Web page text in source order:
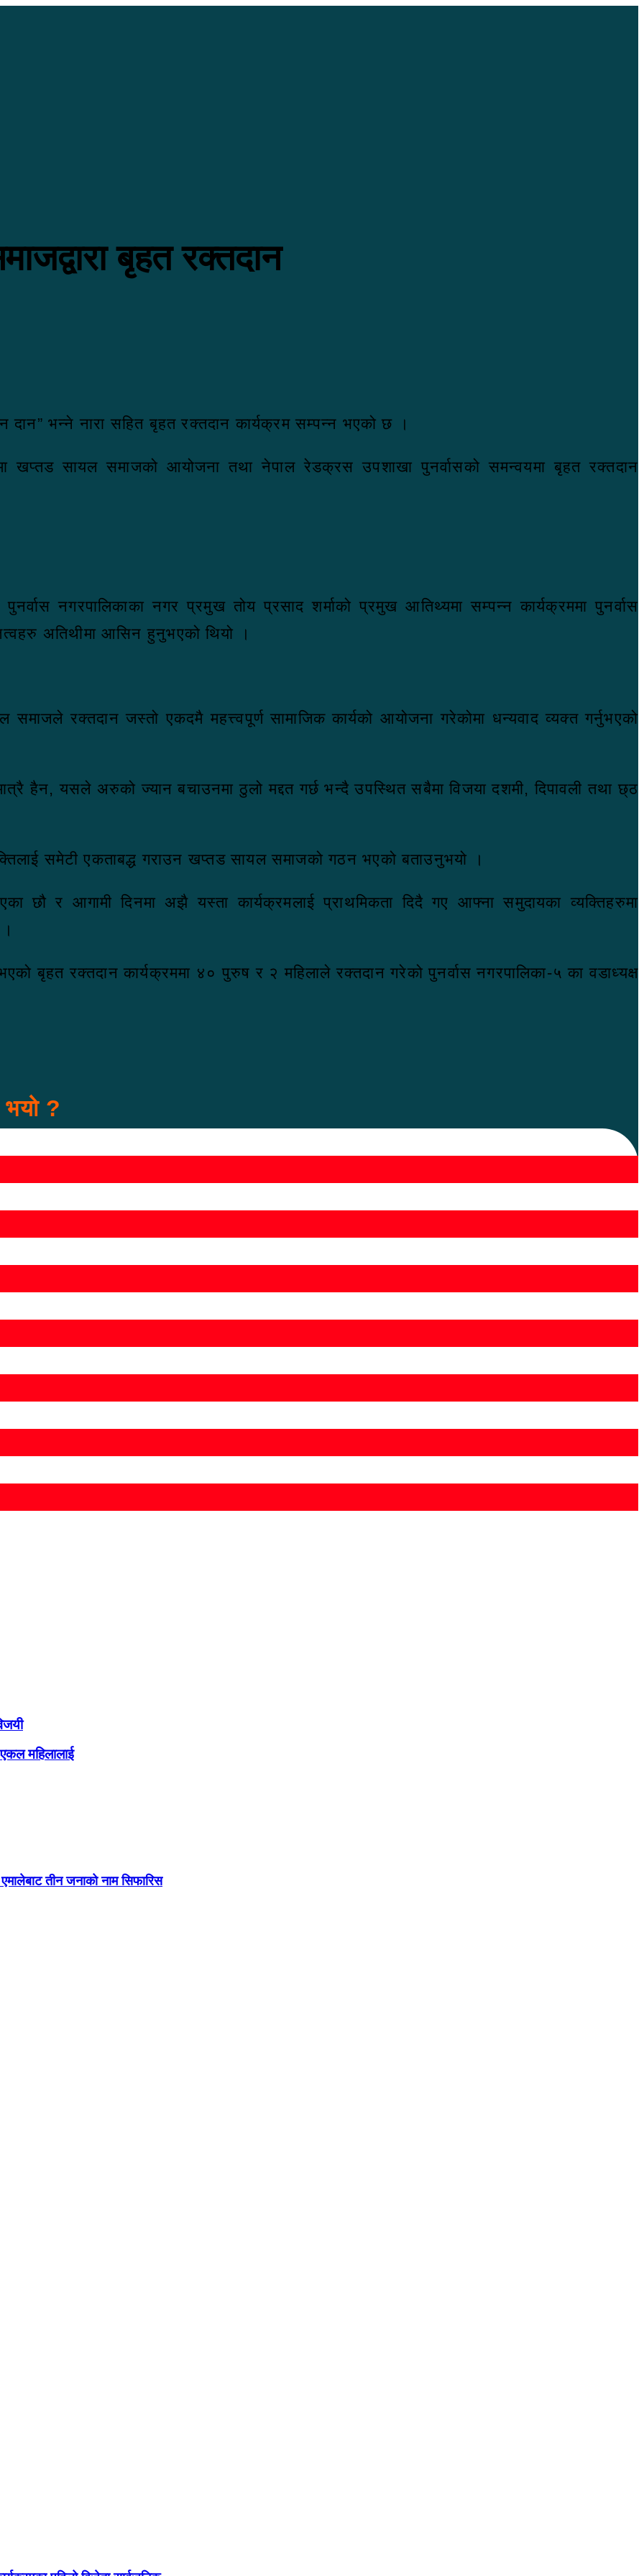
बृहत रक्तदान
दान” भन्ने नारा सहित बृहत रक्तदान कार्यक्रम सम्पन्न भएको छ ।
खप्तड सायल समाजको आयोजना तथा नेपाल रेडक्रस उपशाखा पुनर्वासको समन्वयमा बृहत रक्तदान
नगरपालिकाका नगर प्रमुख तोय प्रसाद शर्माको प्रमुख आतिथ्यमा सम्पन्न कार्यक्रममा पुनर्वास
अतिथीमा आसिन हुनुभएको थियो ।
रक्तदान जस्तो एकदमै महत्त्वपूर्ण सामाजिक कार्यको आयोजना गरेकोमा धन्यवाद व्यक्त गर्नुभएको
हैन, यसले अरुको ज्यान बचाउनमा ठुलो मद्दत गर्छ भन्दै उपस्थित सबैमा विजया दशमी, दिपावली तथा छ्ठ
समेटी एकताबद्ध गराउन खप्तड सायल समाजको गठन भएको बताउनुभयो ।
छौ र आगामी दिनमा अझै यस्ता कार्यक्रमलाई प्राथमिकता दिदै गए आफ्ना समुदायका व्यक्तिहरुमा
बृहत रक्तदान कार्यक्रममा ४० पुरुष र २ महिलाले रक्तदान गरेको पुनर्वास नगरपालिका-५ का वडाध्यक्ष
?
महिलालाई
तीन जनाको नाम सिफारिस